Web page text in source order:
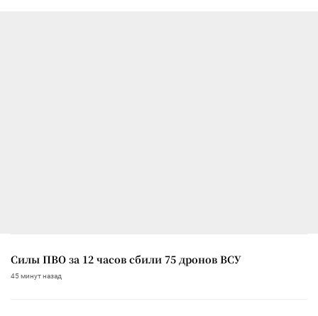
Силы ПВО за 12 часов сбили 75 дронов ВСУ
45 минут назад